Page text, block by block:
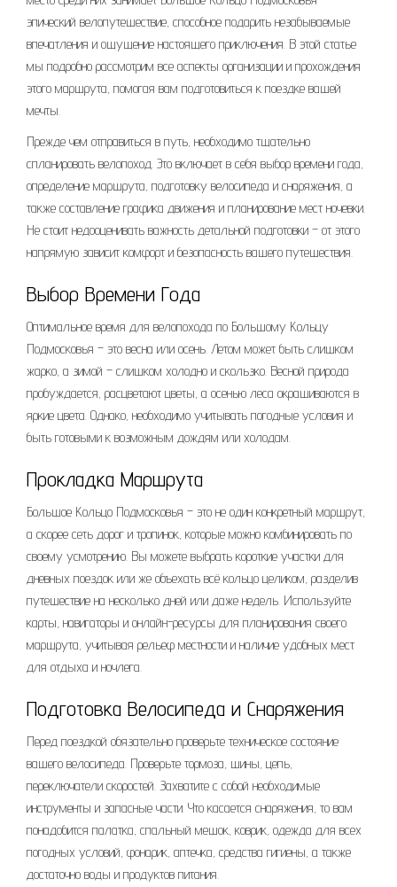
эпический велопутешествие, способное подарить незабываемые
впечатления и ощущение настоящего приключения. В этой статье
мы подробно рассмотрим все аспекты организации и прохождения
этого маршрута, помогая вам подготовиться к поездке вашей
мечты.
Прежде чем отправиться в путь, необходимо тщательно
спланировать велопоход. Это включает в себя выбор времени года,
определение маршрута, подготовку велосипеда и снаряжения, а
также составление графика движения и планирование мест ночевки.
Не стоит недооценивать важность детальной подготовки – от этого
напрямую зависит комфорт и безопасность вашего путешествия.
Выбор Времени Года
Оптимальное время для велопохода по Большому Кольцу
Подмосковья – это весна или осень. Летом может быть слишком
жарко, а зимой – слишком холодно и скользко. Весной природа
пробуждается, расцветают цветы, а осенью леса окрашиваются в
яркие цвета. Однако, необходимо учитывать погодные условия и
быть готовыми к возможным дождям или холодам.
Прокладка Маршрута
Большое Кольцо Подмосковья – это не один конкретный маршрут,
а скорее сеть дорог и тропинок, которые можно комбинировать по
своему усмотрению. Вы можете выбрать короткие участки для
дневных поездок или же объехать всё кольцо целиком, разделив
путешествие на несколько дней или даже недель. Используйте
карты, навигаторы и онлайн-ресурсы для планирования своего
маршрута, учитывая рельеф местности и наличие удобных мест
для отдыха и ночлега.
Подготовка Велосипеда и Снаряжения
Перед поездкой обязательно проверьте техническое состояние
вашего велосипеда. Проверьте тормоза, шины, цепь,
переключатели скоростей. Захватите с собой необходимые
инструменты и запасные части. Что касается снаряжения, то вам
понадобится палатка, спальный мешок, коврик, одежда для всех
погодных условий, фонарик, аптечка, средства гигиены, а также
достаточно воды и продуктов питания.